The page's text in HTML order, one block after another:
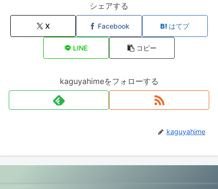
シェアする
X Facebook はてブ
LINE コピー
kaguyahimeをフォローする
kaguyahime